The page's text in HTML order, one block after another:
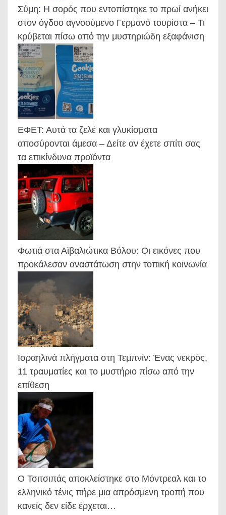
Σύμη: Η σορός που εντοπίστηκε το πρωί ανήκει
στον όγδοο αγνοούμενο Γερμανό τουρίστα – Τι
κρύβεται πίσω από την μυστηριώδη εξαφάνιση
ΕΦΕΤ: Αυτά τα ζελέ και γλυκίσματα
αποσύρονται άμεσα – Δείτε αν έχετε σπίτι σας
τα επικίνδυνα προϊόντα
Φωτιά στα Αϊβαλιώτικα Βόλου: Οι εικόνες που
προκάλεσαν αναστάτωση στην τοπική κοινωνία
Ισραηλινά πλήγματα στη Τεμπνίν: Ένας νεκρός,
11 τραυματίες και το μυστήριο πίσω από την
επίθεση
Ο Τσιτσιπάς αποκλείστηκε στο Μόντρεαλ και το
ελληνικό τένις πήρε μια απρόσμενη τροπή που
κανείς δεν είδε έρχεται…